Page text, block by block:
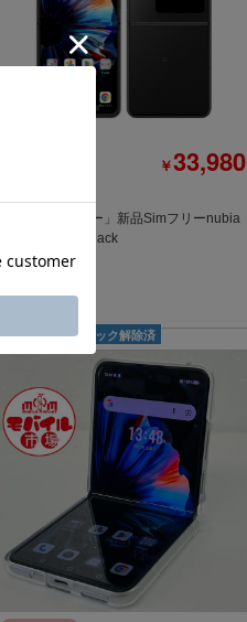
￥33,980
「モバイルスター」新品Simフリーnubia
Flip 2 A404ZT Black
SIMロック解除済